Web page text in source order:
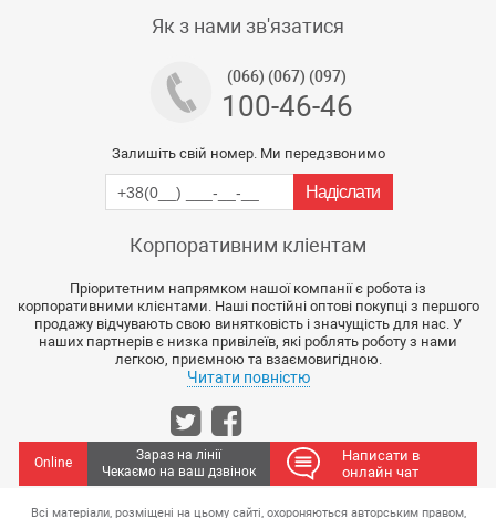
Як з нами зв'язатися
(066) (067) (097)
100-46-46
Залишіть свій номер. Ми передзвонимо
Корпоративним кліентам
Пріоритетним напрямком нашої компанії є робота із
корпоративними клієнтами. Наші постійні оптові покупці з першого
продажу відчувають свою винятковість і значущість для нас. У
наших партнерів є низка привілеїв, які роблять роботу з нами
легкою, приємною та взаємовигідною.
Читати повністю
Online
Зараз на лінії
Чекаємо на ваш дзвінок
Написати в
онлайн чат
Всі матеріали, розміщені на цьому сайті, охороняються авторським правом,